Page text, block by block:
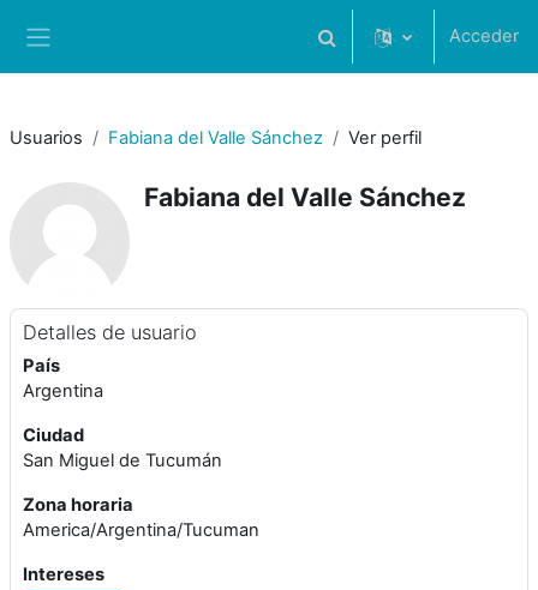
Selector de búsqueda de
Acceder
Usuarios Fabiana del Valle Sánchez Ver perfil
Fabiana del Valle Sánchez
Detalles de usuario
País
Argentina
Ciudad
San Miguel de Tucumán
Zona horaria
America/Argentina/Tucuman
Intereses